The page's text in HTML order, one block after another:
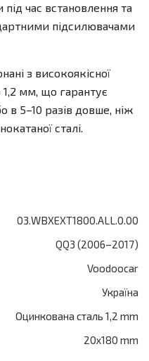
час встановлення та
підсилювачами
з високоякісної
мм, що гарантує
в 5–10 разів довше, ніж
сталі.
03.WBXEXT1800.ALL.0.00
QQ3 (2006–2017)
Voodoocar
Україна
Оцинкована сталь 1,2 mm
20x180 mm